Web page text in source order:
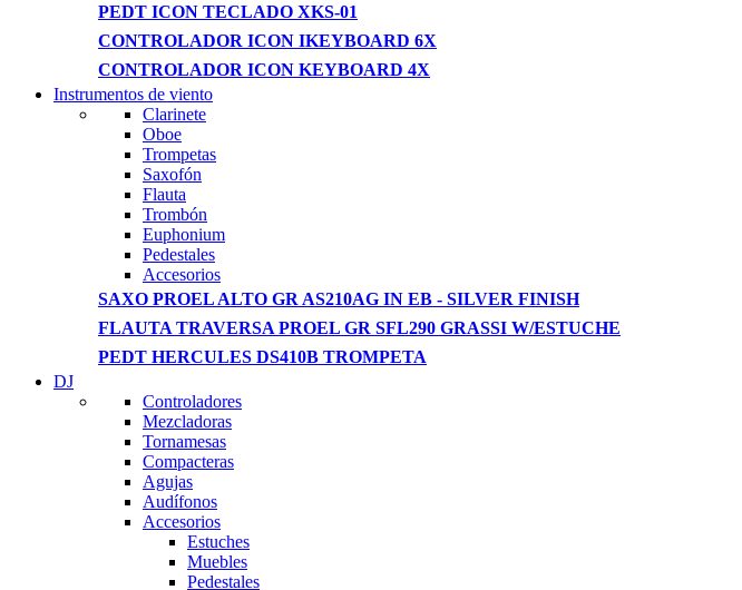
PEDT ICON TECLADO XKS-01
CONTROLADOR ICON IKEYBOARD 6X
CONTROLADOR ICON KEYBOARD 4X
View more
Instrumentos de viento
Clarinete
Oboe
Trompetas
Saxofón
Flauta
Trombón
Euphonium
Pedestales
Accesorios
SAXO PROEL ALTO GR AS210AG IN EB - SILVER FINISH
FLAUTA TRAVERSA PROEL GR SFL290 GRASSI W/ESTUCHE
PEDT HERCULES DS410B TROMPETA
DJ
Controladores
Mezcladoras
Tornamesas
Compacteras
Agujas
Audífonos
Accesorios
Estuches
Muebles
Pedestales